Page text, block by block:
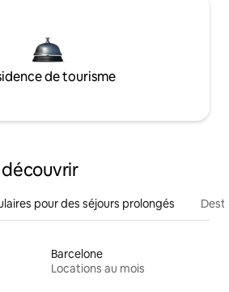
de tourisme
pour des séjours prolongés
Barcelone
Locations au mois